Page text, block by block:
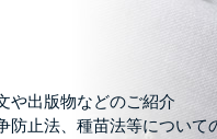
や出版物などのご紹介
防止法、種苗法等について